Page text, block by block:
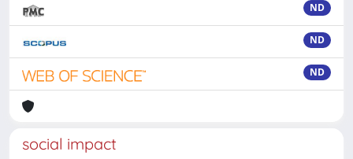
ND
ND
ND
social impact